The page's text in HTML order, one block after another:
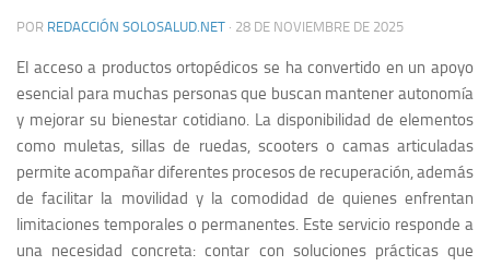
POR REDACCIÓN SOLOSALUD.NET · 28 DE NOVIEMBRE DE 2025
El acceso a productos ortopédicos se ha convertido en un apoyo
esencial para muchas personas que buscan mantener autonomía
y mejorar su bienestar cotidiano. La disponibilidad de elementos
como muletas, sillas de ruedas, scooters o camas articuladas
permite acompañar diferentes procesos de recuperación, además
de facilitar la movilidad y la comodidad de quienes enfrentan
limitaciones temporales o permanentes. Este servicio responde a
una necesidad concreta: contar con soluciones prácticas que